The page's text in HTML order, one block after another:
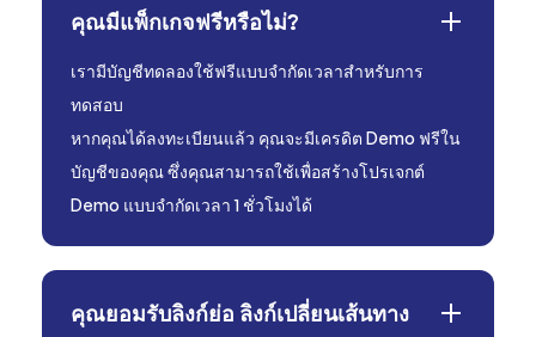
คุณมีแพ็กเกจฟรีหรือไม่?
เรามีบัญชีทดลองใช้ฟรีแบบจำกัดเวลาสำหรับการ
ทดสอบ
หากคุณได้ลงทะเบียนแล้ว คุณจะมีเครดิต Demo ฟรีใน
บัญชีของคุณ ซึ่งคุณสามารถใช้เพื่อสร้างโปรเจกต์
Demo แบบจำกัดเวลา 1 ชั่วโมงได้
คุณยอมรับลิงก์ย่อ ลิงก์เปลี่ยนเส้นทาง